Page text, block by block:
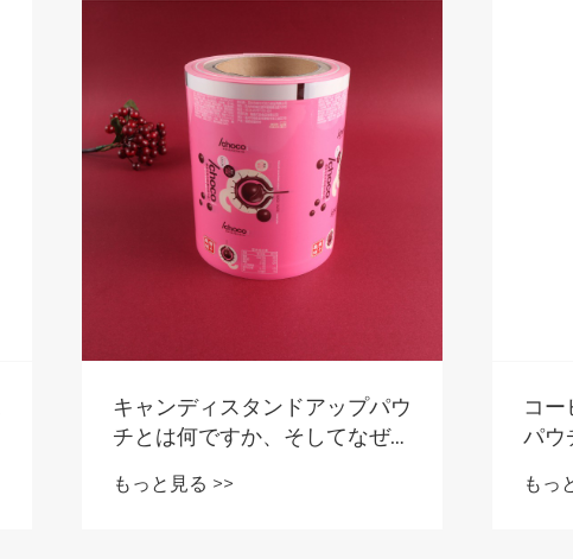
キャンディスタンドアップパウ
チとは何ですか、そしてなぜそ
にとって最良のパッケージング
もっと見る >>
コ
パウ
のか
もっ